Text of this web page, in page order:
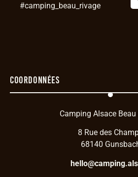
#camping_beau_rivage
Coordonnées
Camping Alsace Beau
8 Rue des
68140